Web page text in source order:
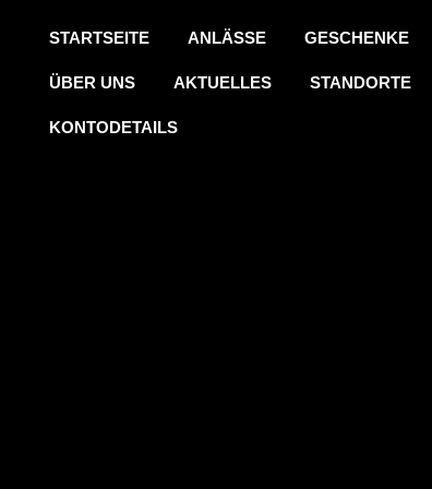
STARTSEITE ANLÄSSE GESCHENKE
ÜBER UNS AKTUELLES STANDORTE
KONTODETAILS